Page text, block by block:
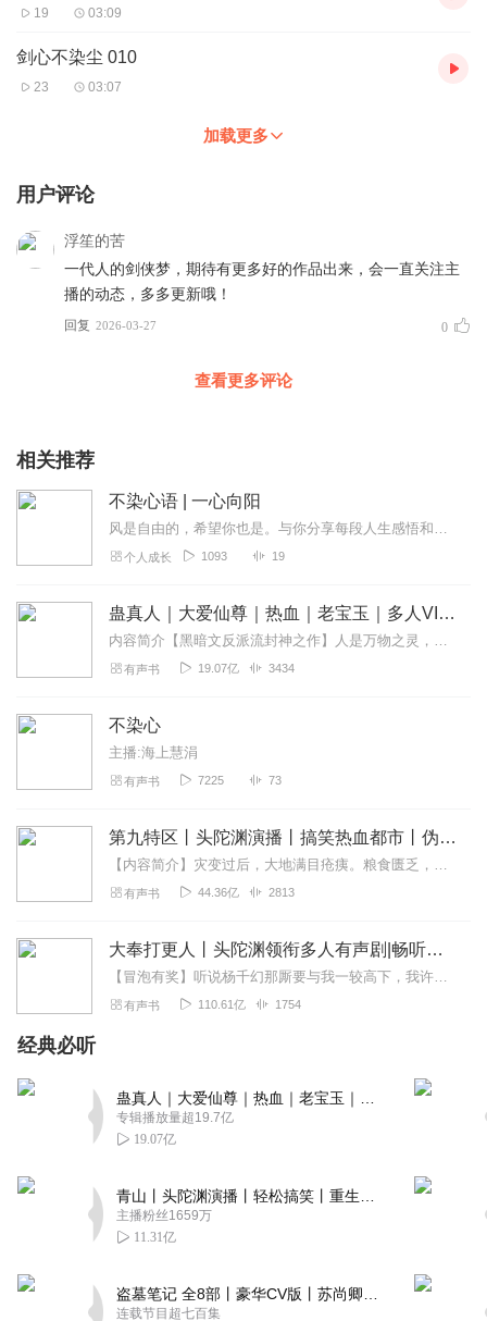
19 03:09
剑心不染尘 010
23 03:07
加载更多
用户评论
浮笙的苦
一代人的剑侠梦，期待有更多好的作品出来，会一直关注主
播的动态，多多更新哦！
回复 2026-03-27 0
查看更多评论
相关推荐
不染心语 | 一心向阳
风是自由的，希望你也是。与你分享每段人生感悟和每一个生活趣事，让我们一起感受爱和自由，努力生活，向阳而生。
个人成长 1093 19
蛊真人｜大爱仙尊｜热血｜老宝玉｜多人VIP免费有声剧
内容简介【黑暗文反派流封神之作】人是万物之灵，蛊是天地真精。一个穿越者不断重生的故事。一个养蛊、炼蛊、用蛊的奇特世界。配音组（男角色）老宝玉旁白...
有声书 19.07亿 3434
不染心
主播:海上慧涓
有声书 7225 73
第九特区丨头陀渊演播丨搞笑热血都市丨伪戒丨VIP免费多人有声剧
【内容简介】灾变过后，大地满目疮痍。粮食匮乏，资源紧俏，局势混乱……一位从待规划区杀出来的青年，背对着漫天黄沙，孤身来到九区谋生，却不曾想偶然结识三五好友，一念...
有声书 44.36亿 2813
大奉打更人丨头陀渊领衔多人有声剧|畅听全集|王鹤棣、田曦薇主演影视剧原著|卖报小郎君
【冒泡有奖】听说杨千幻那厮要与我一较高下，我许七安要开始装叉了！快进入声音播放页戳下方输入框，冒个泡偷偷告诉我，我要用哪些诗词才能胜过他？说得好的，有赏！202...
有声书 110.61亿 1754
经典必听
专辑播放量超19.7亿
19.07亿
主播粉丝1659万
11.31亿
连载节目超七百集